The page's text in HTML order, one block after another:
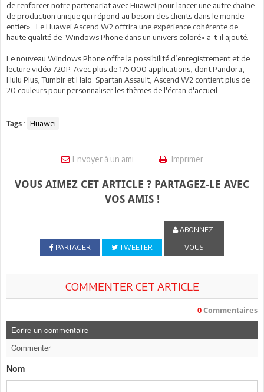
de renforcer notre partenariat avec Huawei pour lancer une autre chaine
de production unique qui répond au besoin des clients dans le monde
entier». Le Huawei Ascend W2 offrira une expérience cohérente de
haute qualité de Windows Phone dans un univers coloré» a-t-il ajouté.
Le nouveau Windows Phone offre la possibilité d’enregistrement et de
lecture vidéo 720P. Avec plus de 175.000 applications, dont Pandora,
Hulu Plus, Tumblr et Halo: Spartan Assault, Ascend W2 contient plus de
20 couleurs pour personnaliser les thèmes de l'écran d'accueil.
Tags : Huawei
Envoyer à un ami Imprimer
VOUS AIMEZ CET ARTICLE ? PARTAGEZ-LE AVEC
VOS AMIS !
PARTAGER TWEETER
ABONNEZ-
VOUS
COMMENTER CET ARTICLE
0 Commentaires
Ecrire un commentaire
Commenter
Nom